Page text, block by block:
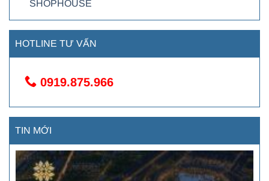
SHOPHOUSE
HOTLINE TƯ VẤN
0919.875.966
TIN MỚI